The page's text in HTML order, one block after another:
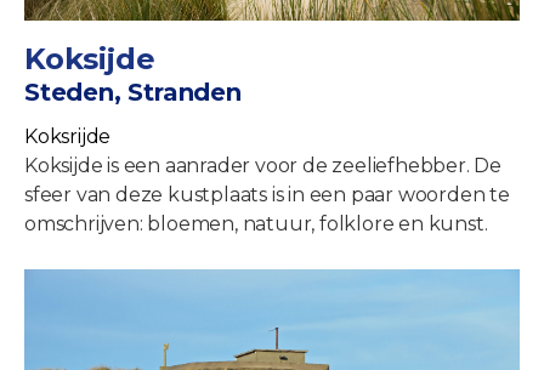
Koksijde
Steden, Stranden
Koksrijde
Koksijde is een aanrader voor de zeeliefhebber. De
sfeer van deze kustplaats is in een paar woorden te
omschrijven: bloemen, natuur, folklore en kunst.